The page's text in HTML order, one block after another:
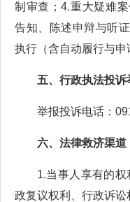
制审查；4.重大疑难
告知、陈述申辩与听
执行（含自动履行与申
五、行政执法投诉
举报投诉电话：
六、法律救济渠道
1.当事人享有的
政复议权利、行政诉讼